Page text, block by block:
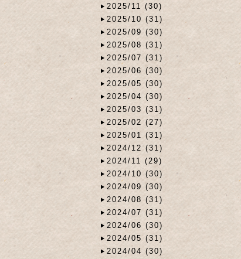
2025/11 (30)
2025/10 (31)
2025/09 (30)
2025/08 (31)
2025/07 (31)
2025/06 (30)
2025/05 (30)
2025/04 (30)
2025/03 (31)
2025/02 (27)
2025/01 (31)
2024/12 (31)
2024/11 (29)
2024/10 (30)
2024/09 (30)
2024/08 (31)
2024/07 (31)
2024/06 (30)
2024/05 (31)
2024/04 (30)